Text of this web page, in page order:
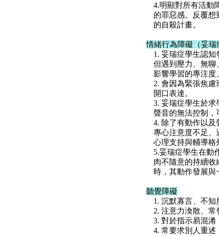
4.明顯對所有活動
的罪惡感。反覆
的自殺計畫。
情緒行為障礙（妥瑞
1. 妥瑞症學生認
但遇到壓力、無聊
影響學習的專注度
2. 會因為緊張焦
開口表達。
3. 妥瑞症學生於
聲音的無法控制，
4. 除了有動作以
專心注意度不足、
心理支持與輔導格
5.妥瑞症學生在動
肉不隨意的持續
時，其動作發展與
聽覺障礙
1. 沉默寡言、不
2. 注意力渙散、
3. 對於指示易混
4. 常要求別人重